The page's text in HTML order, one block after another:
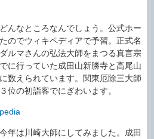
んなところなんでしょう。公式ホー
のでウィキペディアで予習。正式名
ルマさんの弘法大師をまつる真言宗
に行っていた成田山新勝寺と高尾山
数えられています。関東厄除三大師
位の初詣客でにぎわいます。
年は川崎大師にしてみました。成田